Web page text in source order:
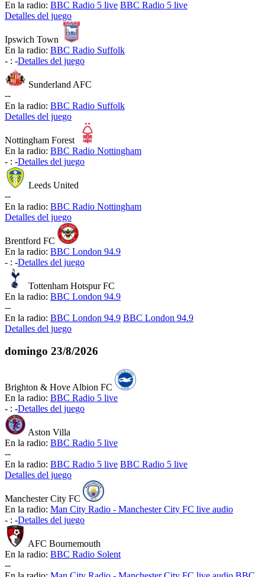
En la radio: BBC Radio 5 live BBC Radio 5 live
Detalles del juego
Ipswich Town
En la radio: BBC Radio Suffolk
- : -Detalles del juego
Sunderland AFC
--
En la radio: BBC Radio Suffolk
Detalles del juego
Nottingham Forest
En la radio: BBC Radio Nottingham
- : -Detalles del juego
Leeds United
--
En la radio: BBC Radio Nottingham
Detalles del juego
Brentford FC
En la radio: BBC London 94.9
- : -Detalles del juego
Tottenham Hotspur FC
En la radio: BBC London 94.9
--
En la radio: BBC London 94.9 BBC London 94.9
Detalles del juego
domingo 23/8/2026
Brighton & Hove Albion FC
En la radio: BBC Radio 5 live
- : -Detalles del juego
Aston Villa
En la radio: BBC Radio 5 live
--
En la radio: BBC Radio 5 live BBC Radio 5 live
Detalles del juego
Manchester City FC
En la radio: Man City Radio - Manchester City FC live audio
- : -Detalles del juego
AFC Bournemouth
En la radio: BBC Radio Solent
--